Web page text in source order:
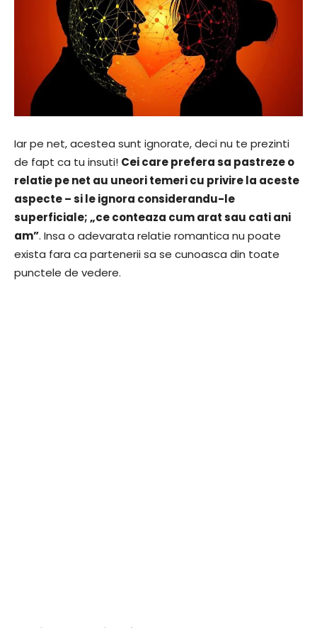
Iar pe net, acestea sunt ignorate, deci nu te prezinti
de fapt ca tu insuti! Cei care prefera sa pastreze o
relatie pe net au uneori temeri cu privire la aceste
aspecte – si le ignora considerandu-le
superficiale; „ce conteaza cum arat sau cati ani
am”. Insa o adevarata relatie romantica nu poate
exista fara ca partenerii sa se cunoasca din toate
punctele de vedere.